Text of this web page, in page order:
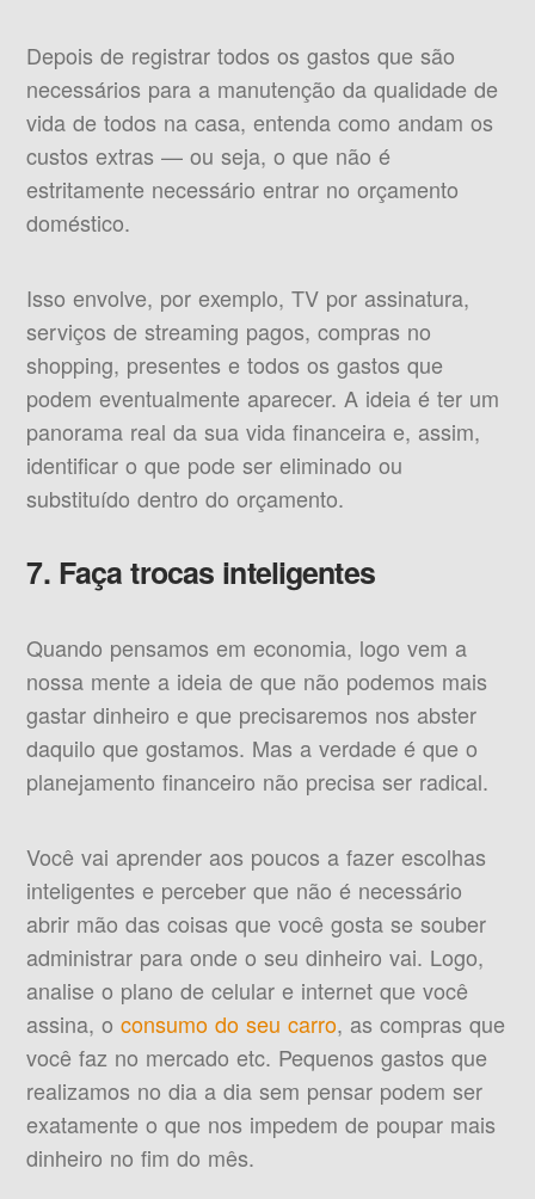
Depois de registrar todos os gastos que são
necessários para a manutenção da qualidade de
vida de todos na casa, entenda como andam os
custos extras — ou seja, o que não é
estritamente necessário entrar no orçamento
doméstico.
Isso envolve, por exemplo, TV por assinatura,
serviços de streaming pagos, compras no
shopping, presentes e todos os gastos que
podem eventualmente aparecer. A ideia é ter um
panorama real da sua vida financeira e, assim,
identificar o que pode ser eliminado ou
substituído dentro do orçamento.
7. Faça trocas inteligentes
Quando pensamos em economia, logo vem a
nossa mente a ideia de que não podemos mais
gastar dinheiro e que precisaremos nos abster
daquilo que gostamos. Mas a verdade é que o
planejamento financeiro não precisa ser radical.
Você vai aprender aos poucos a fazer escolhas
inteligentes e perceber que não é necessário
abrir mão das coisas que você gosta se souber
administrar para onde o seu dinheiro vai. Logo,
analise o plano de celular e internet que você
assina, oconsumo do seu carro, as compras que
você faz no mercado etc. Pequenos gastos que
realizamos no dia a dia sem pensar podem ser
exatamente o que nos impedem de poupar mais
dinheiro no fim do mês.